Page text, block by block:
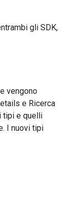
gli SDK,
vengono
e Ricerca
tipi e quelli
I nuovi tipi